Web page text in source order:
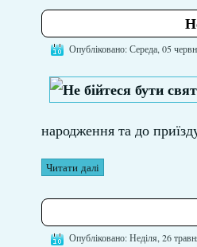
Опубліковано: Середа, 05
народження та до
Читати далі
Опубліковано: Неділя, 26